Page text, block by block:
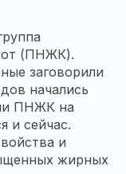
(ПНЖК).
заговорили
начались
ПНЖК на
и сейчас.
и
жирных